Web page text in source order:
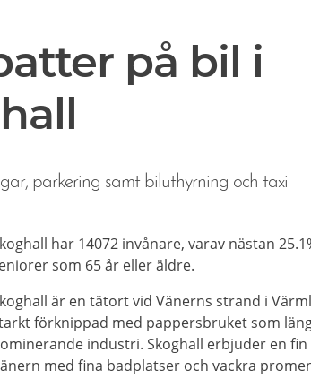
på bil i
parkering samt biluthyrning och taxi
har 14072 invånare, varav nästan
som 65 år eller äldre.
är en tätort vid Vänerns strand i
förknippad med pappersbruket som
industri. Skoghall erbjuder en
med fina badplatser och vackra